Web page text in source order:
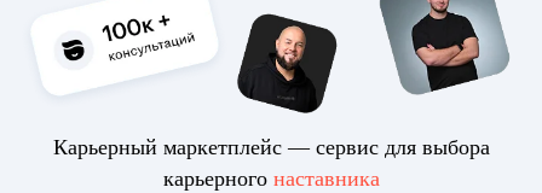
Карьерный маркетплейс — сервис для выбора
карьерного наставника